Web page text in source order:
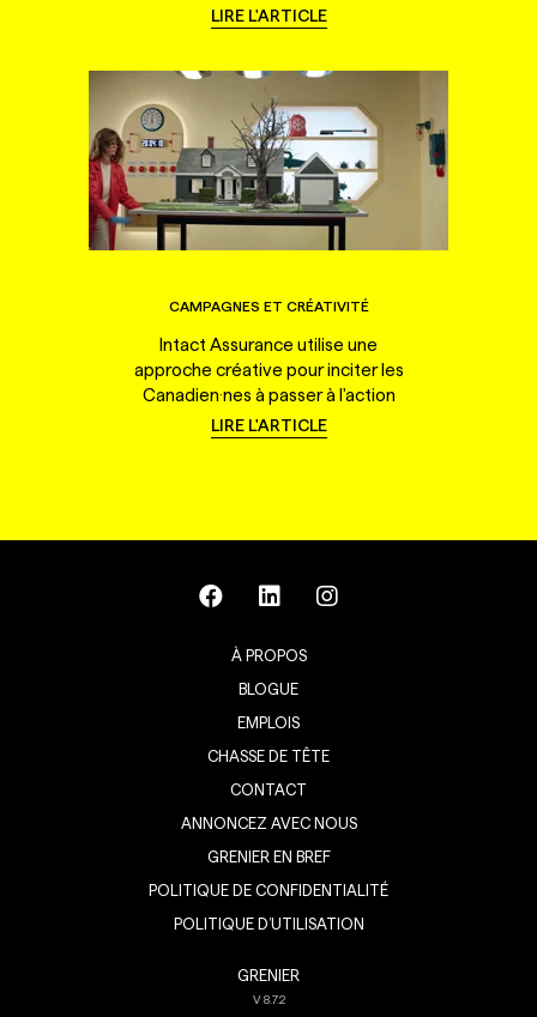
LIRE L'ARTICLE
CAMPAGNES ET CRÉATIVITÉ
Intact Assurance utilise une
approche créative pour inciter les
Canadien·nes à passer à l'action
LIRE L'ARTICLE
À PROPOS
BLOGUE
EMPLOIS
CHASSE DE TÊTE
CONTACT
ANNONCEZ AVEC NOUS
GRENIER EN BREF
POLITIQUE DE CONFIDENTIALITÉ
POLITIQUE D’UTILISATION
GRENIER
V8.7.2